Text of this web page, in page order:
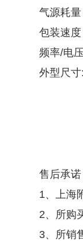
气源耗
包装速
频率/电
外型尺
售后承
1、上海
2、所购
3、所销